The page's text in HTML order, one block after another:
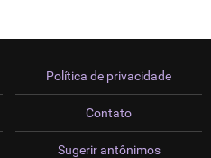
Política de privacidade
Contato
Sugerir antônimos